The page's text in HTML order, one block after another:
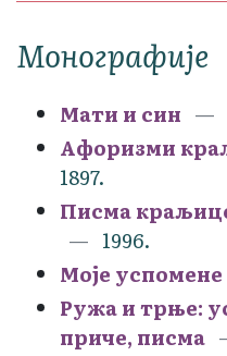
Монографије
Мати и син
Афоризми
1897.
Писма
1996.
Моје успомене
Ружа и трње:
приче, писма